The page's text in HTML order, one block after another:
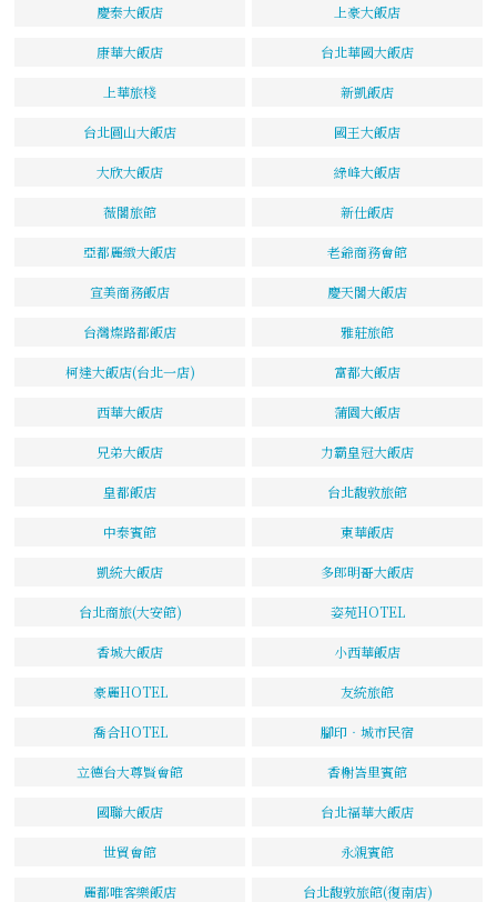
慶泰大飯店 上豪大飯店
康華大飯店 台北華國大飯店
上華旅棧 新凱飯店
台北圓山大飯店 國王大飯店
大欣大飯店 綠峰大飯店
薇閣旅館 新仕飯店
亞都麗緻大飯店 老爺商務會館
宣美商務飯店 慶天閣大飯店
台灣燦路都飯店 雅莊旅館
柯達大飯店(台北一店) 富都大飯店
西華大飯店 蒲園大飯店
兄弟大飯店 力霸皇冠大飯店
皇都飯店 台北馥敦旅館
中泰賓館 東華飯店
凱統大飯店 多郎明哥大飯店
台北商旅(大安館) 姿苑HOTEL
香城大飯店 小西華飯店
豪麗HOTEL 友統旅館
喬合HOTEL 腳印‧城市民宿
立德台大尊賢會館 香榭峇里賓館
國聯大飯店 台北福華大飯店
世貿會館 永親賓館
麗都唯客樂飯店 台北馥敦旅館(復南店)